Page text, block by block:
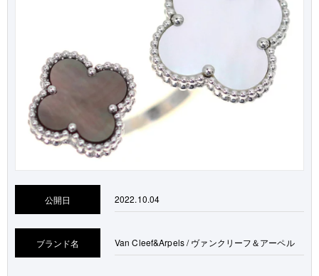
公開日 2022.10.04
ブランド名 Van Cleef&Arpels / ヴァンクリーフ＆アーペル